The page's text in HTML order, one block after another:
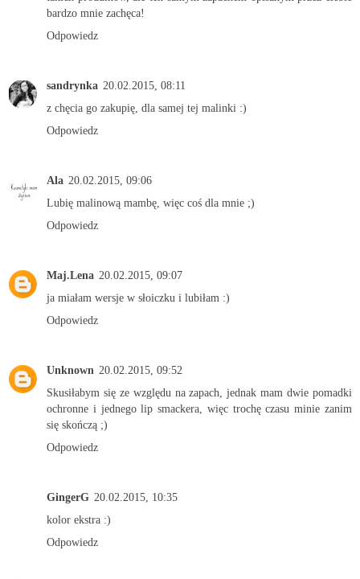
bardzo mnie zachęca!
Odpowiedz
sandrynka 20.02.2015, 08:11
z chęcia go zakupię, dla samej tej malinki :)
Odpowiedz
Ala 20.02.2015, 09:06
Lubię malinową mambę, więc coś dla mnie ;)
Odpowiedz
Maj.Lena 20.02.2015, 09:07
ja miałam wersje w słoiczku i lubiłam :)
Odpowiedz
Unknown 20.02.2015, 09:52
Skusiłabym się ze względu na zapach, jednak mam dwie pomadki
ochronne i jednego lip smackera, więc trochę czasu minie zanim
się skończą ;)
Odpowiedz
GingerG 20.02.2015, 10:35
kolor ekstra :)
Odpowiedz